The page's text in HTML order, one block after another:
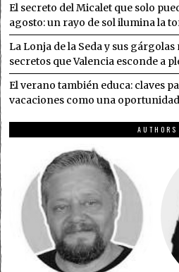
El secreto del Micalet que solo
agosto: un rayo de sol ilumina la
La Lonja de la Seda y sus gárgolas
secretos que Valencia esconde a
El verano también educa: claves
vacaciones como una
AUTHORS